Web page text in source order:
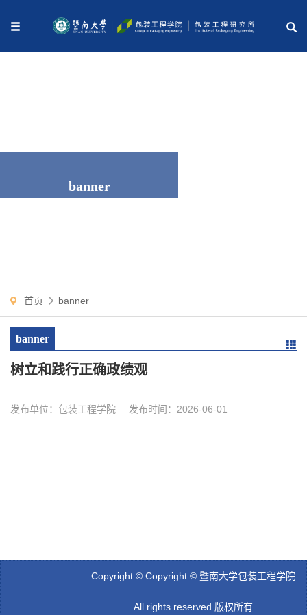
banner
首页 banner
banner
树立和践行正确政绩观
发布单位：包装工程学院 发布时间：2026-06-01
Copyright © Copyright © 暨南大学包装工程学院
All rights reserved 版权所有